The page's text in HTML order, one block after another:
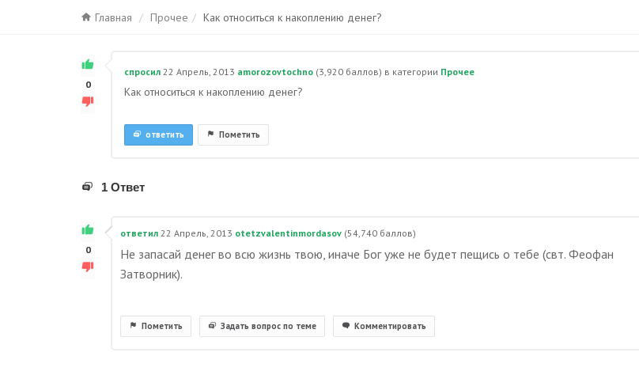
Главная Прочее Как относиться к накоплению денег?
0
спросил 22 Апрель, 2013 amorozovtochno (3,920 баллов) в категории Прочее
Как относиться к накоплению денег?
Пометить
ответить
1 Ответ
0
ответил 22 Апрель, 2013 otetzvalentinmordasov (54,740 баллов)
Не запасай денег во всю жизнь твою, иначе Бог уже не будет пещись о тебе (свт. Феофан
Затворник).
Пометить Задать вопрос по теме Комментировать